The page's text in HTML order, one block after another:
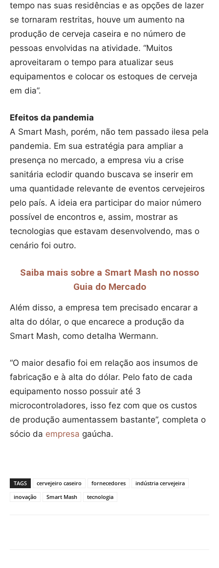
tempo nas suas residências e as opções de lazer
se tornaram restritas, houve um aumento na
produção de cerveja caseira e no número de
pessoas envolvidas na atividade. “Muitos
aproveitaram o tempo para atualizar seus
equipamentos e colocar os estoques de cerveja
em dia”.
Efeitos da pandemia
A Smart Mash, porém, não tem passado ilesa pela
pandemia. Em sua estratégia para ampliar a
presença no mercado, a empresa viu a crise
sanitária eclodir quando buscava se inserir em
uma quantidade relevante de eventos cervejeiros
pelo país. A ideia era participar do maior número
possível de encontros e, assim, mostrar as
tecnologias que estavam desenvolvendo, mas o
cenário foi outro.
Saiba mais sobre a Smart Mash no nosso
Guia do Mercado
Além disso, a empresa tem precisado encarar a
alta do dólar, o que encarece a produção da
Smart Mash, como detalha Wermann.
“O maior desafio foi em relação aos insumos de
fabricação e à alta do dólar. Pelo fato de cada
equipamento nosso possuir até 3
microcontroladores, isso fez com que os custos
de produção aumentassem bastante”, completa o
sócio da empresa gaúcha.
TAGS cervejeiro caseiro fornecedores
indústria cervejeira
inovação
Smart Mash tecnologia